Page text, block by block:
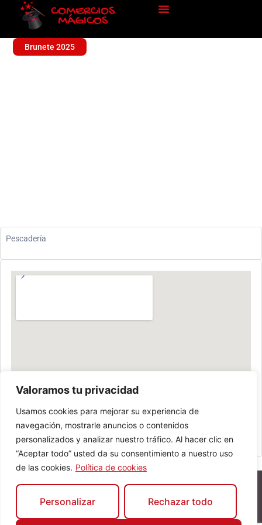
Valoramos tu privacidad
Usamos cookies para mejorar su experiencia de
navegación, mostrarle anuncios o contenidos
personalizados y analizar nuestro tráfico. Al hacer clic en
“Aceptar todo” usted da su consentimiento a nuestro uso
de las cookies. Política de cookies
Personalizar Rechazar todo
Brunete 2025
Pescadería